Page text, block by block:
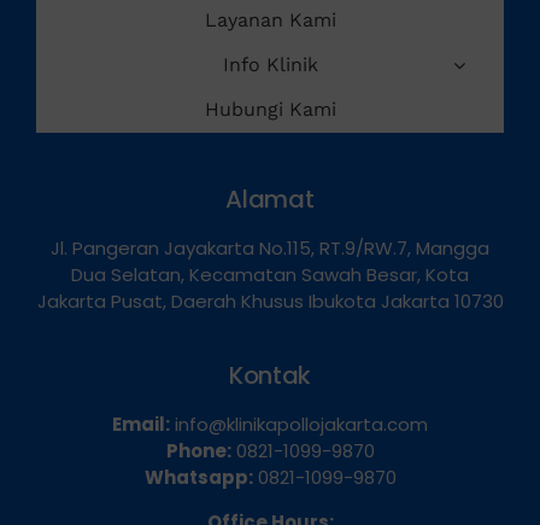
Layanan Kami
Info Klinik
Hubungi Kami
Alamat
Jl. Pangeran Jayakarta No.115, RT.9/RW.7, Mangga
Dua Selatan, Kecamatan Sawah Besar, Kota
Jakarta Pusat, Daerah Khusus Ibukota Jakarta 10730
Kontak
Email: info@klinikapollojakarta.com
Phone:0821-1099-9870
Whatsapp:0821-1099-9870